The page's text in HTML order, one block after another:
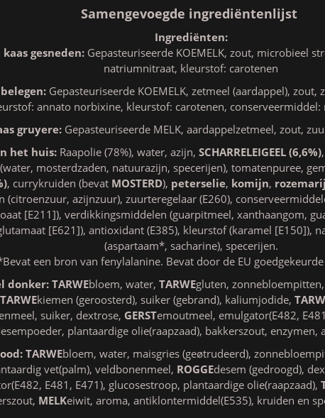
Samengevoegde ingrediëntenlijst
Ingrediënten:
kaas gesneden:Gepasteuriseerde KOEMELK, zout, microbieel
natriumnitraat, kleurstof: carotenen
Gepasteuriseerde KOEMELK, zetmeel (aardappel),
annato norbixine, kleurstof: carotenen,
gruyere:Gepasteuriseerde MELK, aardappelzetmeel, zout,
het huis:Raapolie (78%), water, azijn, SCHARRELEIGEEL (6,6%)
mosterdzaden, natuurazijn, specerijen), tomatenpuree,
, currykruiden (bevat MOSTERD), peterselie, komijn,
(citroenzuur, azijnzuur), zuurteregelaar (E260),
[E211]), verdikkingsmiddelen (guarpitmeel, xanthaangom,
[E621]), antioxidant (E385), kleurstof (karamel [E150]),
(aspartaam*, sacharine), specerijen.
een bron van fenylalanine. Bevat door de EU
donker: TARWEbloem, water, TARWEgluten,
TARWEkiemen (geroosterd), suiker (gebrand), kaliumjodide,
suiker, dextrose, GERSTemoutmeel, emulgator(E482,
plantaardige olie(raapzaad), bakkerszout, enzymen,
TARWEbloem, water, maisgries (geøtrudeerd),
vet(palm), veldbonenmeel, ROGGEdesem (gedroogd),
E481, E471), glucosestroop, plantaardige olie(raapzaad),
MELKeiwit, aroma, antiklontermiddel(E535), kruiden en